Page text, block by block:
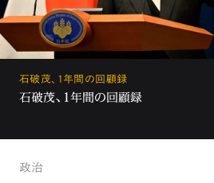
石破茂、1年間の回顧録
石破茂、1年間の回顧録
政治